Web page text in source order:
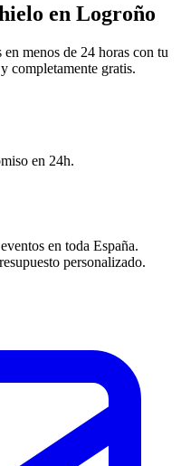
en Logroño
menos de 24 horas con tu
completamente gratis.
en 24h.
en toda España.
personalizado.